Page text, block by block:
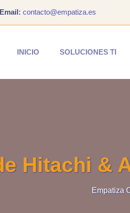
Email: contacto@empatiza.es
INICIO SOLUCIONES TI
Hitachi &
Empatiza